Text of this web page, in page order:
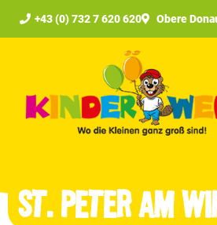
+43 (0) 732 7 620 620 Obere
St. Peter am